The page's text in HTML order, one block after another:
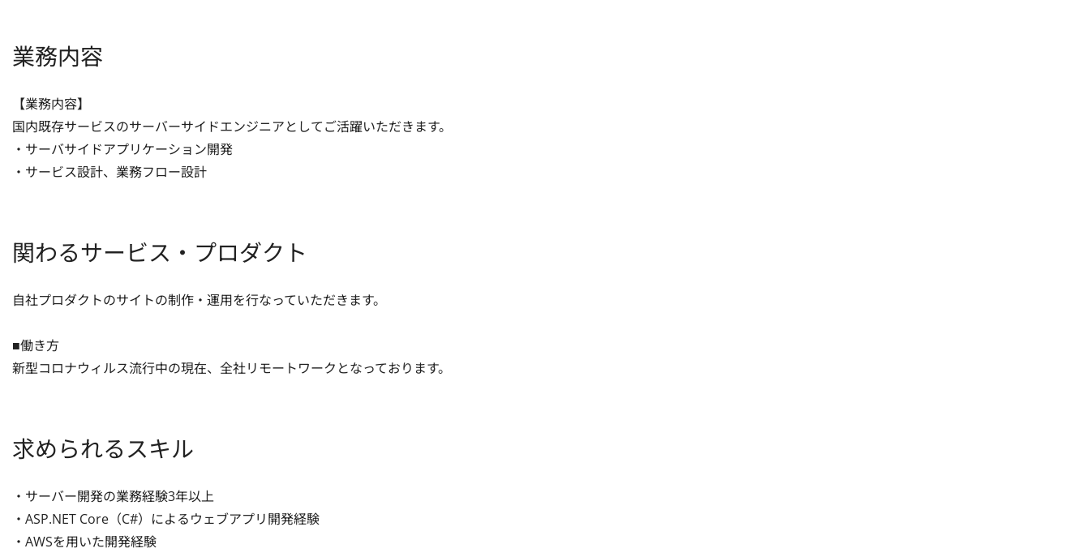
業務内容
【業務内容】
国内既存サービスのサーバーサイドエンジニアとしてご活躍いただきます。
・サーバサイドアプリケーション開発
・サービス設計、業務フロー設計
関わるサービス・プロダクト
自社プロダクトのサイトの制作・運用を行なっていただきます。
■働き方
新型コロナウィルス流行中の現在、全社リモートワークとなっております。
求められるスキル
・サーバー開発の業務経験3年以上
・ASP.NET Core（C#）によるウェブアプリ開発経験
・AWSを用いた開発経験